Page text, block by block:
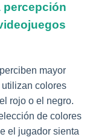
percepción
mayor
colores
rojo o el negro.
de colores
el jugador sienta